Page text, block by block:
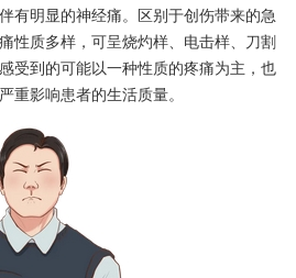
有明显的神经痛。区别于创伤带来的急
性质多样，可呈烧灼样、电击样、刀割
受到的可能以一种性质的疼痛为主，也
重影响患者的生活质量。